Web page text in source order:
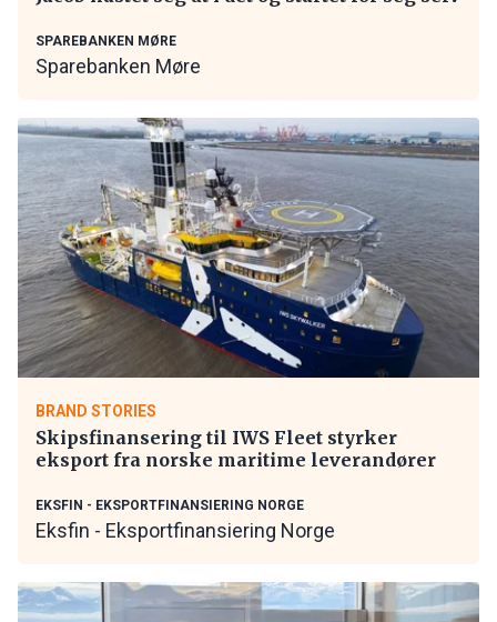
SPAREBANKEN MØRE
Sparebanken Møre
BRAND STORIES
Skipsfinansering til IWS Fleet styrker
eksport fra norske maritime leverandører
EKSFIN - EKSPORTFINANSIERING NORGE
Eksfin - Eksportfinansiering Norge